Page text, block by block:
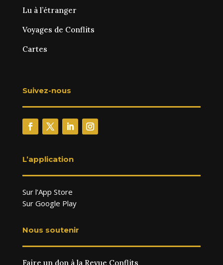
Lu à l’étranger
Voyages de Conflits
Cartes
Suivez-nous
L’application
Sur l’App Store
Sur Google Play
Nous soutenir
Faire un don à la Revue Conflits